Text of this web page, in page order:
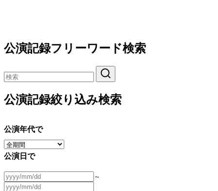
公演記録フリーワード検索
公演記録絞り込み検索
公演年代で
公演日で
～